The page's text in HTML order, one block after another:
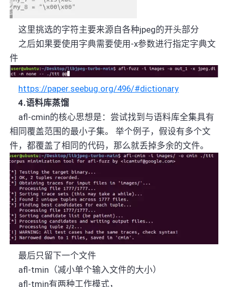
这里挑选的字符主要来源自各种jpeg的开头部分
之后如果要使用字典需要使用-x参数进行指定字典文
件
https://paper.seebug.org/496/#dictionary
4.语料库蒸馏
afl-cmin的核心思想是：尝试找到与语料库全集具有
相同覆盖范围的最小子集。 举个例子，假设有多个文
件，都覆盖了相同的代码，那么就丢掉多余的文件。
最后只留下一个文件
afl-tmin （减小单个输入文件的大小）
afl-tmin有两种工作模式，